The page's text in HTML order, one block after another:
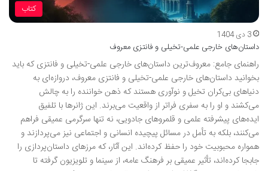
کتاب
3 دی 1404
داستان‌های خارجی علمی-تخیلی و فانتزی معروف
راهنمای جامع: معروف‌ترین داستان‌های خارجی علمی-تخیلی و فانتزی که باید
بخوانید داستان‌های خارجی علمی-تخیلی و فانتزی معروف، دروازه‌ای به
دنیاهای بی‌کران تخیل و نوآوری هستند که ذهن خواننده را به چالش
می‌کشند و او را به سفری فراتر از واقعیت می‌برند. این ژانرها با تلفیق
ایده‌های پیشرفته علمی و قلمروهای جادویی، نه تنها سرگرمی عمیقی فراهم
می‌کنند، بلکه به تأمل در مسائل پیچیده انسانی و اجتماعی نیز می‌پردازند و
همواره محبوبیت خود را حفظ کرده‌اند. این آثار، که مرزهای داستان‌پردازی را
جابجا کرده‌اند، تأثیر عمیقی بر فرهنگ عامه، از سینما و تلویزیون گرفته تا